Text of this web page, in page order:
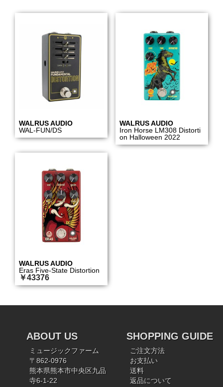
WALRUS AUDIO
WAL-FUN/DS
WALRUS AUDIO
Iron Horse LM308 Distorti
on Halloween 2022
WALRUS AUDIO
Eras Five-State Distortion
￥43376
ABOUT US
ミュージックファーム
〒862-0976
熊本県熊本市中央区九品
寺6-1-22
SHOPPING GUIDE
ご注文方法
お支払い
送料
返品について